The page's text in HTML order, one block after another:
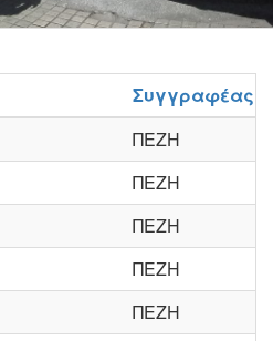
Συγγραφέας
ΠΕΖΗ
ΠΕΖΗ
ΠΕΖΗ
ΠΕΖΗ
ΠΕΖΗ